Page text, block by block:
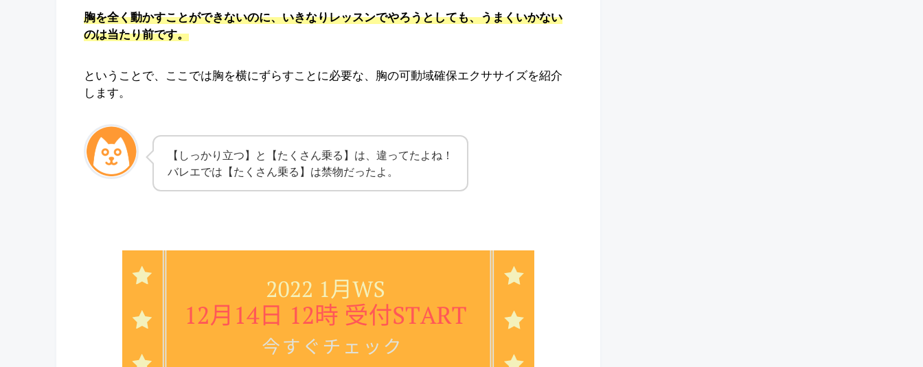
胸を全く動かすことができないのに、いきなりレッスンでやろうとしても、うまくいかない
のは当たり前です。
ということで、ここでは胸を横にずらすことに必要な、胸の可動域確保エクササイズを紹介
します。
【しっかり立つ】と【たくさん乗る】は、違ってたよね！
バレエでは【たくさん乗る】は禁物だったよ。